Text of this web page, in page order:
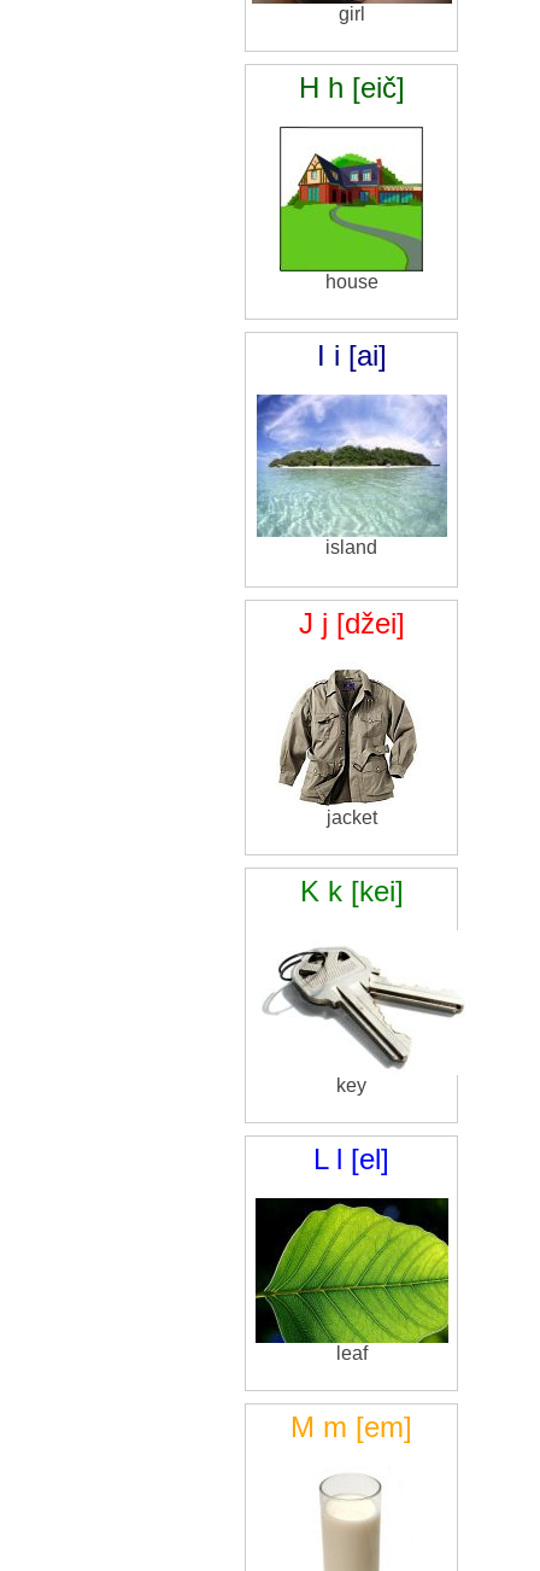
girl
H h [eič]
house
I i [ai]
island
J j [džei]
jacket
K k [kei]
key
L l [el]
leaf
M m [em]